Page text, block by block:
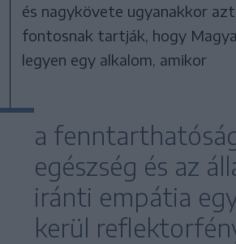
és nagykövete ugyanakkor
fontosnak tartják, hogy
legyen egy alkalom, amikor
a
egészség és az
iránti empátia
kerül